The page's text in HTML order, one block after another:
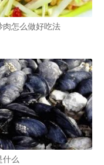
肉怎么做好吃法
什么